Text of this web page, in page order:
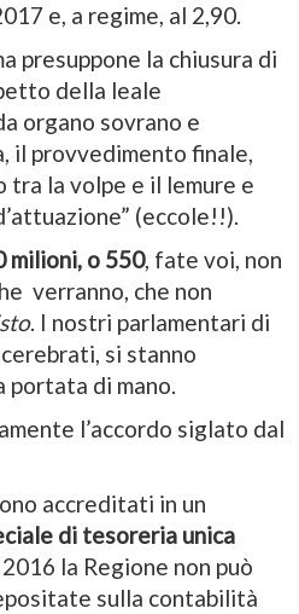
e, a regime, al 2,90.
presuppone la chiusura di
della leale
organo sovrano e
il provvedimento finale,
la volpe e il lemure e
(eccole!!).
milioni, o 550, fate voi, non
verranno, che non
. I nostri parlamentari di
si stanno
portata di mano.
l’accordo siglato dal
accreditati in un
di tesoreria unica
la Regione non può
sulla contabilità